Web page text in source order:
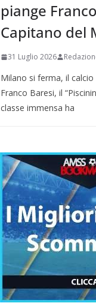
piange
Capitano del
31 Luglio 2026
Milano si ferma, il calcio
Franco Baresi, il
classe immensa ha